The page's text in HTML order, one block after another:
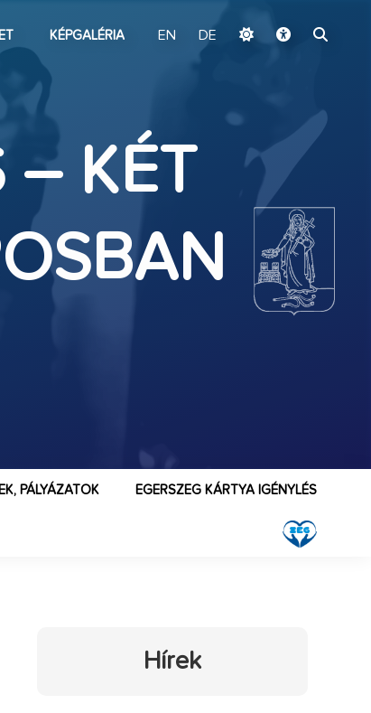
KÉPGALÉRIA EN DE
– KÉT
EGERSZEG KÁRTYA IGÉNYLÉS
PÁLYÁZATOK
Hírek